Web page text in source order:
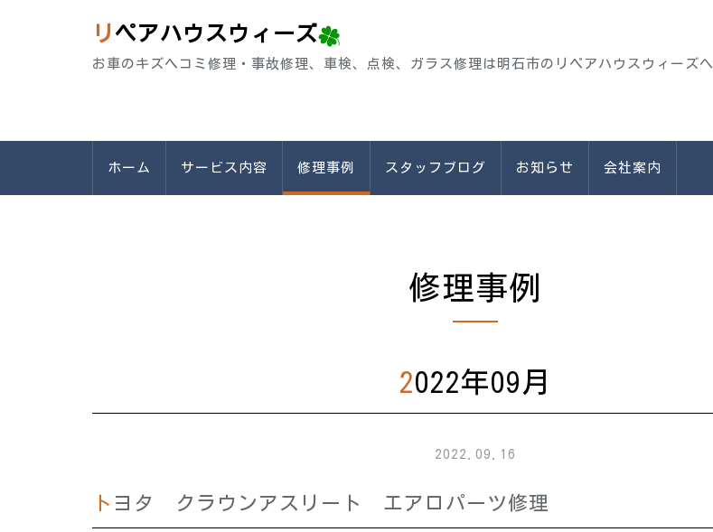
リペアハウスウィーズ
お車のキズヘコミ修理・事故修理、車検、点検、ガラス修理は明石市のリペアハウスウィーズへ
ホーム サービス内容 修理事例 スタッフブログ お知らせ 会社案内
修理事例
2022年09月
2022.09.16
トヨタ クラウンアスリート エアロパーツ修理